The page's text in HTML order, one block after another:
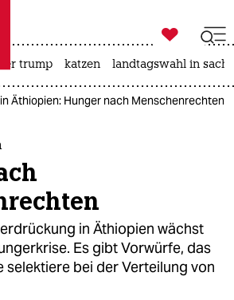
taz zahl ich
taz zahl ich

taz zahl ich
trump katzen landtagswahl in
Äthiopien: Hunger nach Menschenrechten
in Äthiopien wächst
Es gibt Vorwürfe, das
selektiere bei der Verteilung von